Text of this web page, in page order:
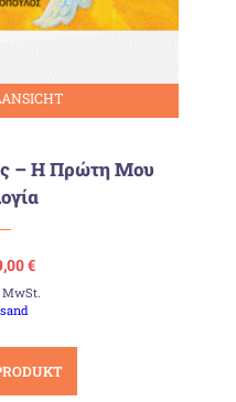
– Η Πρώτη Μου
Preis
€
€Aktueller
ist: